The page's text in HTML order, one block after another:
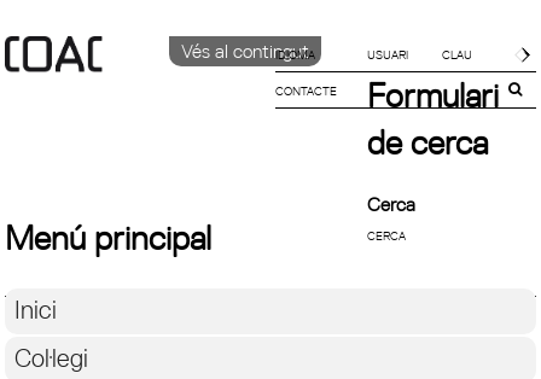
Vés al contingut
IDIOMA
CATALÀ
CONTACTE
Formulari
de cerca
Cerca
Menú principal
Inici
Col·legi